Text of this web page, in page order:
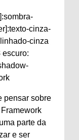
cinza-
cinza
escuro:
pensar sobre
parte da
e ser